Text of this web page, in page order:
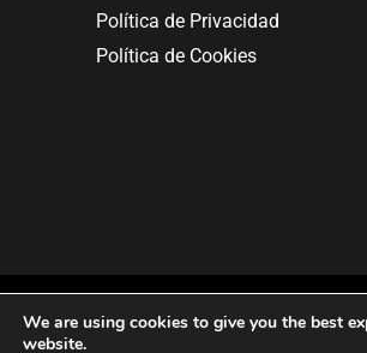
Política de Privacidad
Política de Cookies
We are using cookies to give you the best
website.